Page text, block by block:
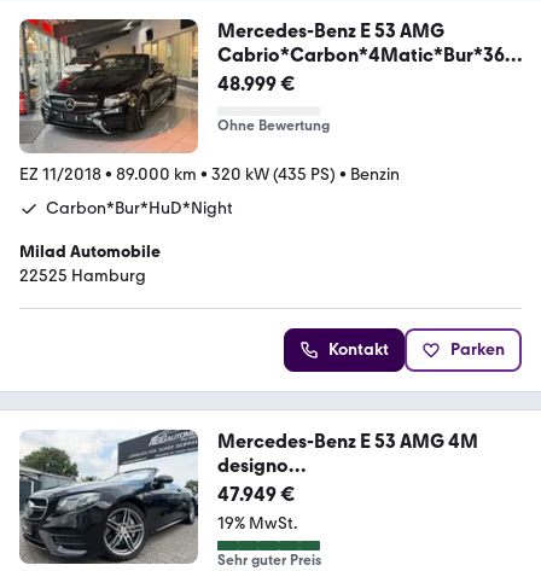
Mercedes-Benz E 53 AMG
Cabrio*Carbon*4Matic*Bur*360
°*
48.999 €
Ohne Bewertung
EZ 11/2018• 89.000 km • 320 kW (435 PS) • Benzin
Carbon*Bur*HuD*Night
Milad Automobile
22525 Hamburg
Kontakt Parken
Mercedes-Benz E 53 AMG 4M
designo
DISTR+*Wide*MBeam*SportAbg
as
47.949 €
19% MwSt.
Sehr guter Preis